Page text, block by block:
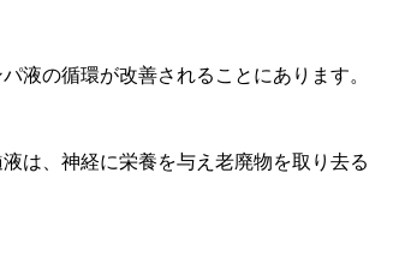
液の循環が改善されることにあります。
は、神経に栄養を与え老廃物を取り去る